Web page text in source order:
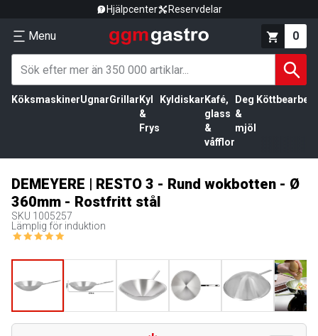
Hjälpcenter Reservdelar
Menu 0
KöksmaskinerUgnarGrillar Kyl
&
Frys
Kyldiskar Kafé,
glass
&
våfflor
Deg
&
mjöl
DEMEYERE | RESTO 3 - Rund wokbotten - Ø
360mm - Rostfritt stål
SKU 1005257
Lämplig för induktion